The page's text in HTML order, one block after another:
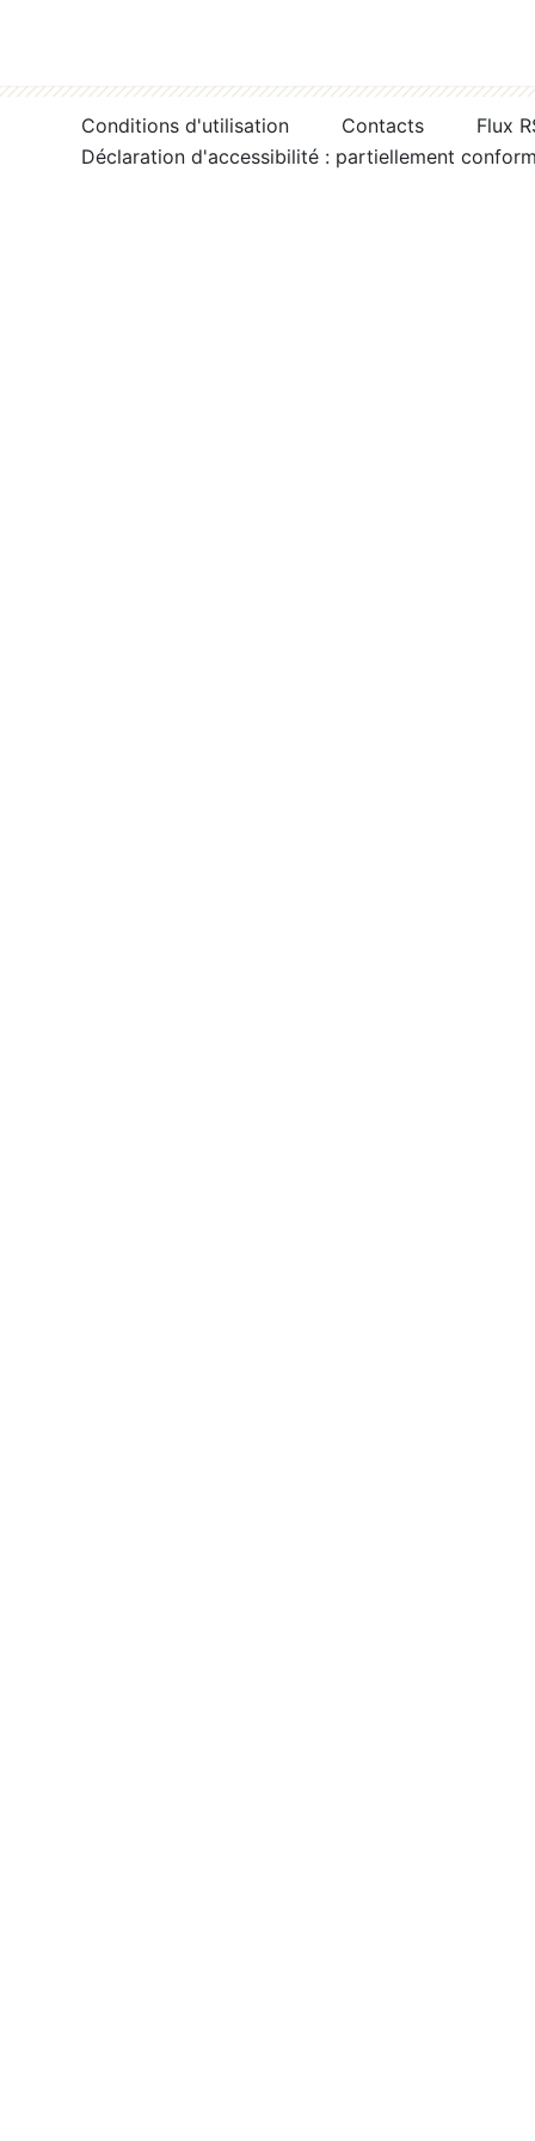
Conditions d'utilisation Contacts
Flux
Déclaration d'accessibilité : partiellement